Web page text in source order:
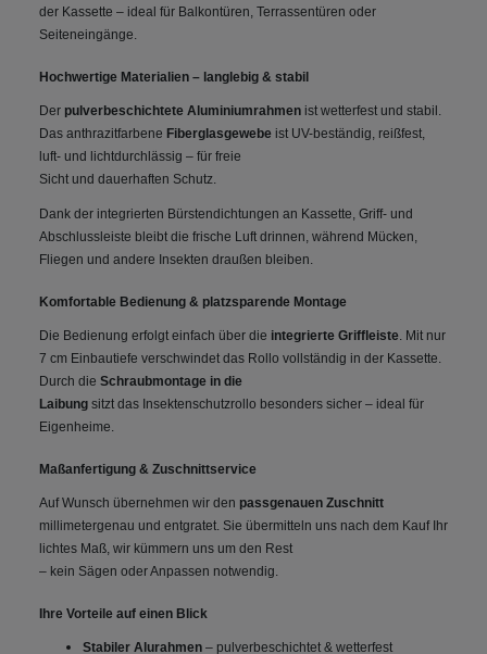
der Kassette – ideal für Balkontüren, Terrassentüren oder
Seiteneingänge.
Hochwertige Materialien – langlebig & stabil
Der pulverbeschichtete Aluminiumrahmen ist wetterfest und stabil.
Das anthrazitfarbene Fiberglasgewebe ist UV-beständig, reißfest,
luft- und lichtdurchlässig – für freie
Sicht und dauerhaften Schutz.
Dank der integrierten Bürstendichtungen an Kassette, Griff- und
Abschlussleiste bleibt die frische Luft drinnen, während Mücken,
Fliegen und andere Insekten draußen bleiben.
Komfortable Bedienung & platzsparende Montage
Die Bedienung erfolgt einfach über die integrierte Griffleiste. Mit nur
7 cm Einbautiefe verschwindet das Rollo vollständig in der Kassette.
Durch die Schraubmontage in die
Laibung sitzt das Insektenschutzrollo besonders sicher – ideal für
Eigenheime.
Maßanfertigung & Zuschnittservice
Auf Wunsch übernehmen wir den passgenauen Zuschnitt
millimetergenau und entgratet. Sie übermitteln uns nach dem Kauf Ihr
lichtes Maß, wir kümmern uns um den Rest
– kein Sägen oder Anpassen notwendig.
Ihre Vorteile auf einen Blick
Stabiler Alurahmen – pulverbeschichtet & wetterfest